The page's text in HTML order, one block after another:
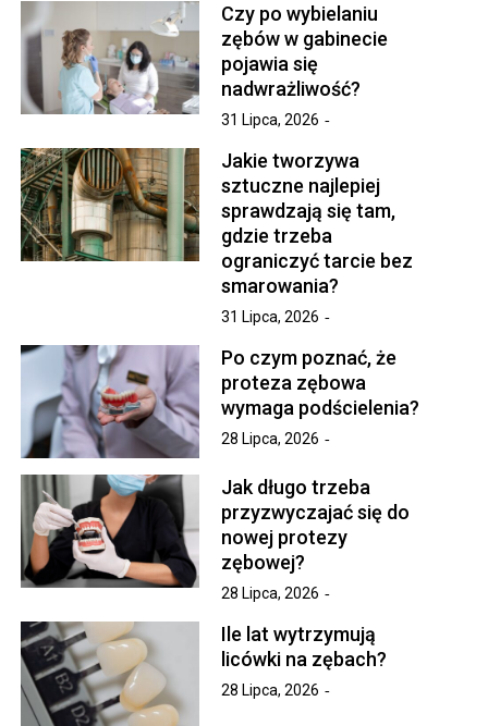
Czy po wybielaniu
zębów w gabinecie
pojawia się
nadwrażliwość?
31 Lipca, 2026
Jakie tworzywa
sztuczne najlepiej
sprawdzają się tam,
gdzie trzeba
ograniczyć tarcie bez
smarowania?
31 Lipca, 2026
Po czym poznać, że
proteza zębowa
wymaga podścielenia?
28 Lipca, 2026
Jak długo trzeba
przyzwyczajać się do
nowej protezy
zębowej?
28 Lipca, 2026
Ile lat wytrzymują
licówki na zębach?
28 Lipca, 2026